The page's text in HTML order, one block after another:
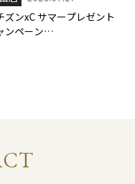
ズンxC サマープレゼント
ンペーン